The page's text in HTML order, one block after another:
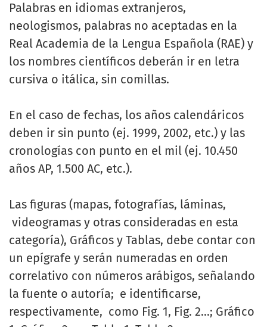
Palabras en idiomas extranjeros,
neologismos, palabras no aceptadas en la
Real Academia de la Lengua Española (RAE) y
los nombres científicos deberán ir en letra
cursiva o itálica, sin comillas.
En el caso de fechas, los años calendáricos
deben ir sin punto (ej. 1999, 2002, etc.) y las
cronologías con punto en el mil (ej. 10.450
años AP, 1.500 AC, etc.).
Las figuras (mapas, fotografías, láminas,
videogramas y otras consideradas en esta
categoría), Gráficos y Tablas, debe contar con
un epígrafe y serán numeradas en orden
correlativo con números arábigos, señalando
la fuente o autoría; e identificarse,
respectivamente, como Fig. 1, Fig. 2...; Gráfico